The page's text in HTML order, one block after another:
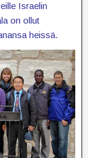
Israelin
on ollut
heissä.